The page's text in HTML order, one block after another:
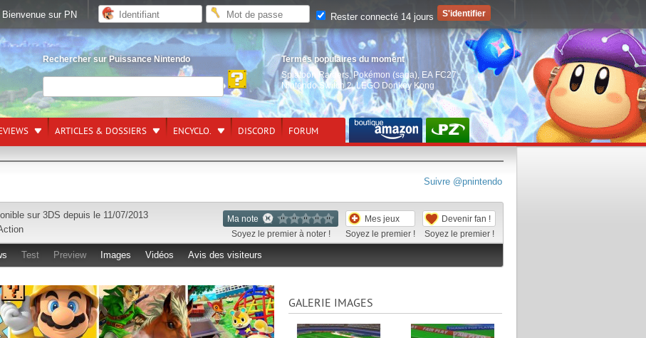
Rechercher sur Puissance Nintendo
Termes populaires du moment
Splatoon Raiders, Pokémon (saga) EA FC27,
Nintendo Switch 2,LEGO Donkey Kong
ARTICLES & DOSSIERS ENCYCLO. DISCORD FORUM
Suivre @pnintendo
Ma note
Soyez le premier à noter !
Mes jeux
Soyez le premier !
Devenir fan !
Soyez le premier !
sur 3DS depuis le 11/07/2013
Test Preview Images Vidéos Avis des visiteurs
GALERIE IMAGES
Bienvenue sur PN Rester connecté 14 jours